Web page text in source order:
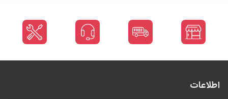
اطلاعات